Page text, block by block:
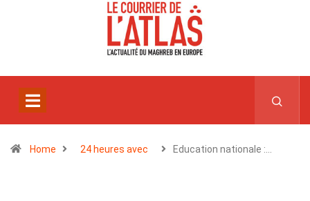
Home 24 heures avec Education nationale :…